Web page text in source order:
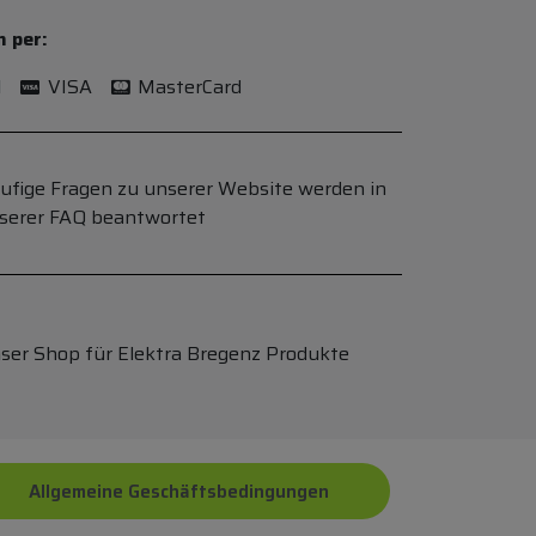
per:
VISA MasterCard
Fragen zu unserer Website werden in
FAQ beantwortet
Shop für Elektra Bregenz Produkte
Allgemeine Geschäftsbedingungen